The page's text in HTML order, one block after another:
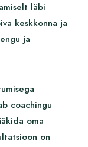
läbi
keskkonna ja
ja
coachingu
oma
on